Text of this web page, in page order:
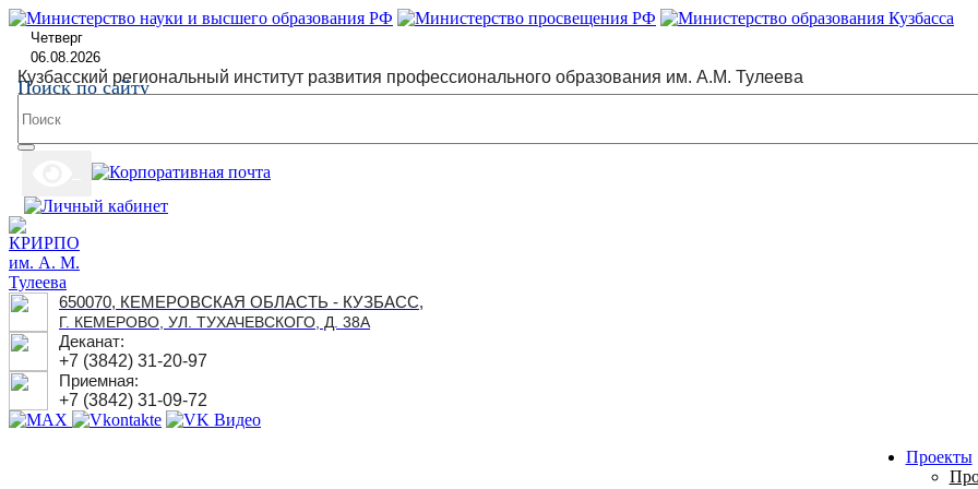
Четверг
06.08.2026
Кузбасский региональный институт развития профессионального образования им. А.М. Тулеева
Поиск по сайту
650070, КЕМЕРОВСКАЯ ОБЛАСТЬ - КУЗБАСС,
Г. КЕМЕРОВО, УЛ. ТУХАЧЕВСКОГО, Д. 38А
Деканат:
+7 (3842) 31-20-97
Приемная:
+7 (3842) 31-09-72
Проекты